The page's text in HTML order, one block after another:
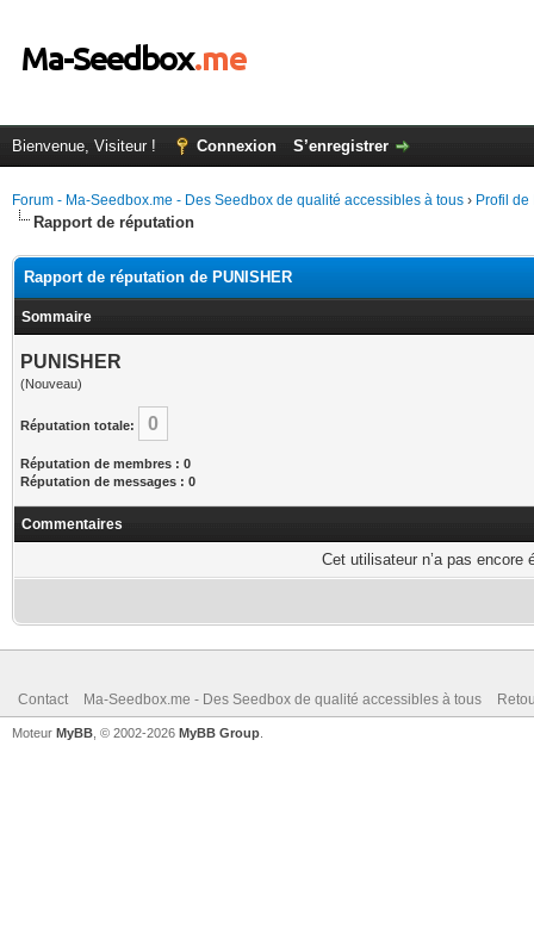
Bienvenue, Visiteur ! Connexion S’enregistrer
Forum - Ma-Seedbox.me - Des Seedbox de qualité accessibles à tous › Profil de
Rapport de réputation
Rapport de réputation de PUNISHER
Sommaire
PUNISHER
(Nouveau)
Réputation totale: 0
Réputation de membres : 0
Réputation de messages : 0
Commentaires
Cet utilisateur n’a pas
Contact Ma-Seedbox.me - Des Seedbox de qualité accessibles à tous
Moteur MyBB , © 2002-2026 MyBB Group